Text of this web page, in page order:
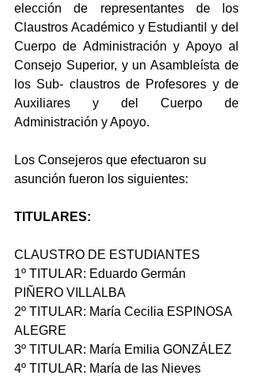
elección de representantes de los
Claustros Académico y Estudiantil y del
Cuerpo de Administración y Apoyo al
Consejo Superior, y un Asambleísta de
los Sub- claustros de Profesores y de
Auxiliares y del Cuerpo de
Administración y Apoyo.
Los Consejeros que efectuaron su
asunción fueron los siguientes:
TITULARES:
CLAUSTRO DE ESTUDIANTES
1º TITULAR: Eduardo Germán
PIÑERO VILLALBA
2º TITULAR: María Cecilia ESPINOSA
ALEGRE
3º TITULAR: María Emilia GONZÁLEZ
4º TITULAR: María de las Nieves